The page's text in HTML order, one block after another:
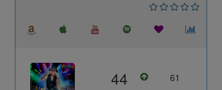
44 61